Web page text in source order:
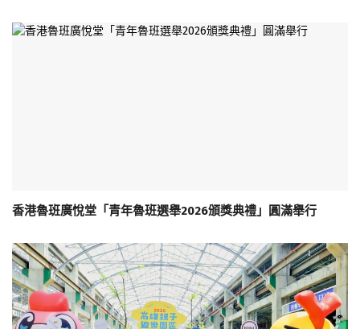
香港魯班廣悅堂「青年魯班選舉2026頒獎典禮」圓滿舉行